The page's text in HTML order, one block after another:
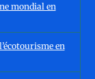
mondial en
en